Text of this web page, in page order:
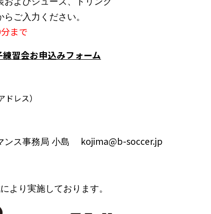
ご入力ください。
まで
習会お申込みフォーム
レス）
ンス事務局 小島 kojima@b-soccer.jp
より実施しております。